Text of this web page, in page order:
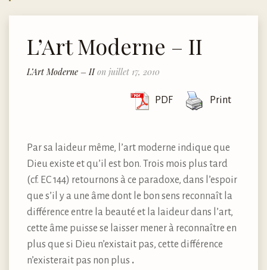
L’Art Moderne – II
L’Art Moderne – IIon juillet 17, 2010
PDF Print
Par sa laideur même, l’art moderne indique que
Dieu existe et qu’il est bon. Trois mois plus tard
(cf. EC 144) retournons à ce paradoxe, dans l’espoir
que s’il y a une âme dont le bon sens reconnaît la
différence entre la beauté et la laideur dans l’art,
cette âme puisse se laisser mener à reconnaître en
plus que si Dieu n’existait pas, cette différence
n’existerait pas non plus .